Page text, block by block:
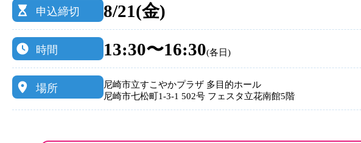
申込締切 8/21(金)
時間 13:30〜16:30(各日)
場所
尼崎市立すこやかプラザ 多目的ホール
尼崎市七松町1-3-1 502号 フェスタ立花南館5階